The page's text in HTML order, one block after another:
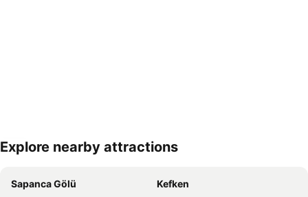
Haritayı genişlet
Explore nearby attractions
Sapanca Gölü
Kefken